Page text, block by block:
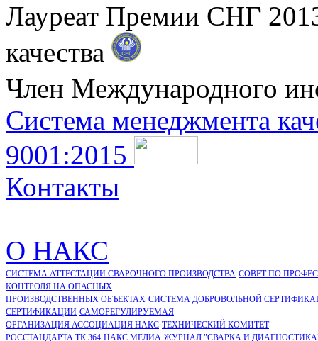
Лауреат Премии СНГ
качества
Член Международного
Система менеджмента
9001:2015
Контакты
О НАКС
СИСТЕМА АТТЕСТАЦИИ СВАРОЧНОГО ПРОИЗВОДСТВА СОВЕТ ПО
КОНТРОЛЯ НА ОПАСНЫХ
ПРОИЗВОДСТВЕННЫХ ОБЪЕКТАХ СИСТЕМА ДОБРОВОЛЬНОЙ
CЕРТИФИКАЦИИ САМОРЕГУЛИРУЕМАЯ
ОРГАНИЗАЦИЯ АССОЦИАЦИЯ НАКС ТЕХНИЧЕСКИЙ КОМИТЕТ
РОССТАНДАРТА ТК 364 НАКС МЕДИА ЖУРНАЛ "СВАРКА И